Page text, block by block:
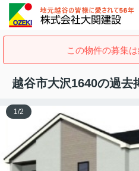
この物件の募集は
越谷市大沢1640の過去
1/2